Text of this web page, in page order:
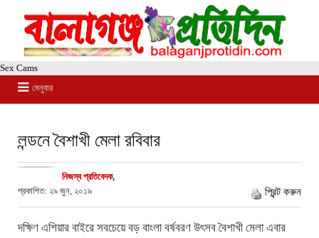
Sex Cams
মেনুবার
লন্ডনে বৈশাখী মেলা রবিবার
নিজস্ব প্রতিবেদক,
প্রকাশিত: ২৯ জুন, ২০১৯
প্রিন্ট করুন
দক্ষিণ এশিয়ার বাইরে সবচেয়ে বড় বাংলা বর্ষবরণ উৎসব বৈশাখী মেলা এবার